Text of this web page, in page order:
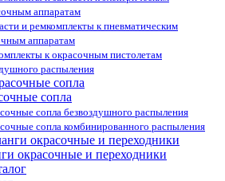
аппаратам
и ремкомплекты к пневматическим
аппаратам
к окрасочным пистолетам
распыления
сопла
сопла безвоздушного распыления
сопла комбинированного распыления
окрасочные и переходники